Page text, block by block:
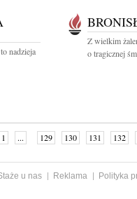
nadzieja
Z wielkim
o tragicznej
1 ... 129 130 131 132
u nas Reklama
Polityka